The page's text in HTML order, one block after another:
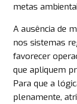
metas
A ausência de
nos sistemas
favorecer
que apliquem
Para que a
plenamente,